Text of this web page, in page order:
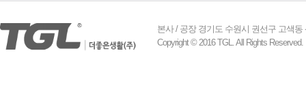
본사 / 공장 경기도 수원시 권선구 고색동
Copyright © 2016 TGL. All Rights Reserved.